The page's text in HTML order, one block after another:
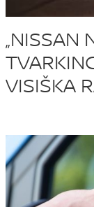
„NISSAN
VISIŠKA